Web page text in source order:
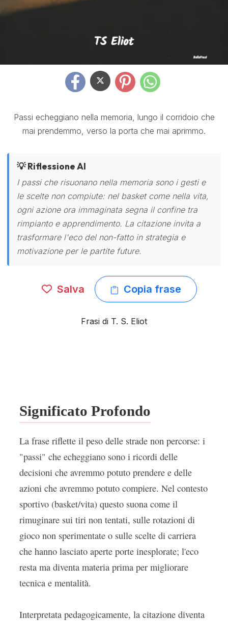
Passi echeggiano nella memoria, lungo il corridoio che
mai prendemmo, verso la porta che mai aprimmo.
💡 Riflessione AI
I passi che risuonano nella memoria sono i gesti e
le scelte non compiute: nel basket come nella vita,
ogni azione ora immaginata segna il confine tra
rimpianto e apprendimento. La citazione invita a
trasformare l'eco del non-fatto in strategia e
motivazione per le partite future.
Salva Copia frase
Frasi di T. S. Eliot
Significato Profondo
La frase riflette il peso delle strade non percorse: i
"passi" che echeggiano sono i ricordi delle
decisioni che avremmo potuto prendere e delle
azioni che avremmo potuto compiere. Nel contesto
sportivo (basket/vita) questo suona come il
rimuginare sui tiri non tentati, sulle rotazioni di
gioco non sperimentate o sulle scelte di carriera
che hanno lasciato aperte porte inesplorate; l'eco
resta ma diventa materia prima per migliorare
tecnica e mentalità.
Interpretata pedagogicamente, la citazione diventa